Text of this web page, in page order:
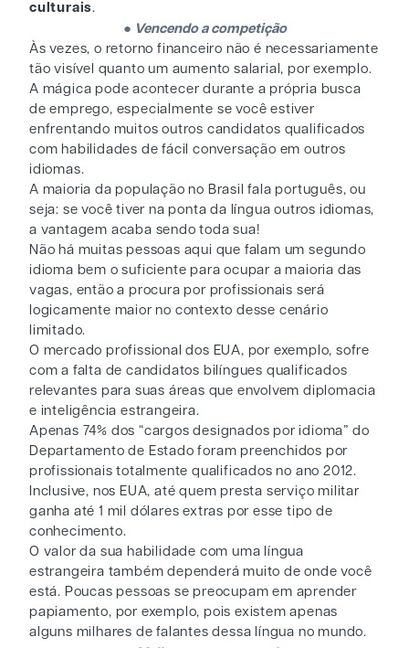
culturais.
● Vencendo a competição
Às vezes, o retorno financeiro não é necessariamente
tão visível quanto um aumento salarial, por exemplo.
A mágica pode acontecer durante a própria busca
de emprego, especialmente se você estiver
enfrentando muitos outros candidatos qualificados
com habilidades de fácil conversação em outros
idiomas.
A maioria da população no Brasil fala português, ou
seja: se você tiver na ponta da língua outros idiomas,
a vantagem acaba sendo toda sua!
Não há muitas pessoas aqui que falam um segundo
idioma bem o suficiente para ocupar a maioria das
vagas, então a procura por profissionais será
logicamente maior no contexto desse cenário
limitado.
O mercado profissional dos EUA, por exemplo, sofre
com a falta de candidatos bilíngues qualificados
relevantes para suas áreas que envolvem diplomacia
e inteligência estrangeira.
Apenas 74% dos “cargos designados por idioma” do
Departamento de Estado foram preenchidos por
profissionais totalmente qualificados no ano 2012.
Inclusive, nos EUA, até quem presta serviço militar
ganha até 1 mil dólares extras por esse tipo de
conhecimento.
O valor da sua habilidade com uma língua
estrangeira também dependerá muito de onde você
está. Poucas pessoas se preocupam em aprender
papiamento, por exemplo, pois existem apenas
alguns milhares de falantes dessa língua no mundo.